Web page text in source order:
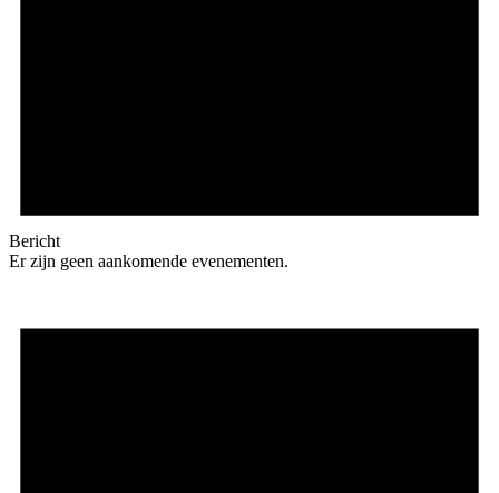
Bericht
Er zijn geen aankomende evenementen.